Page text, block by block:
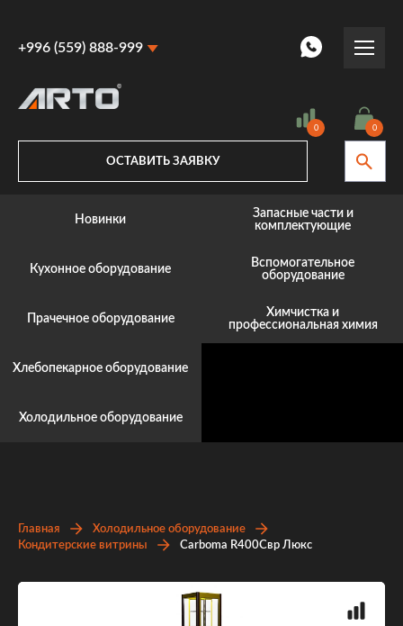
+996 (559) 888-999
+996 (559) 888-999
0 0
ОСТАВИТЬ ЗАЯВКУ
Новинки
Кухонное оборудование
Прачечное оборудование
Хлебопекарное оборудование
Холодильное оборудование
Запасные части и
комплектующие
Вспомогательное
оборудование
Химчистка и
профессиональная химия
Главная
Холодильное оборудование
Кондитерские витрины
Carboma R400Свр Люкс